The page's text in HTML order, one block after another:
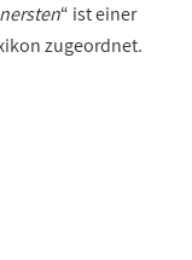
“ ist einer
zugeordnet.